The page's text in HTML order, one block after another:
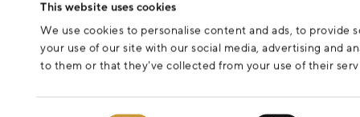
This website uses cookies
We use cookies to personalise content and ads, to provide
your use of our site with our social media, advertising and
to them or that they’ve collected from your use of their